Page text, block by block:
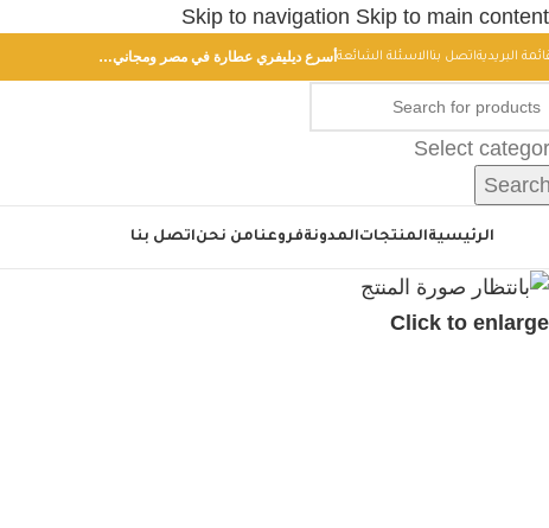
Skip to navigation Skip to main content
البريديةاتصل بناالاسئلة الشائعة أسرع ديليفري عطارة في مصر ومجاني…
Select
الرئيسيةالمنتجاتالمدونةفروعنامن نحناتصل بنا
Click to enlarge